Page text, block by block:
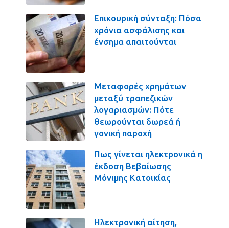
Επικουρική σύνταξη: Πόσα
χρόνια ασφάλισης και
ένσημα απαιτούνται
Μεταφορές χρημάτων
μεταξύ τραπεζικών
λογαριασμών: Πότε
θεωρούνται δωρεά ή
γονική παροχή
Πως γίνεται ηλεκτρονικά η
έκδοση Βεβαίωσης
Μόνιμης Κατοικίας
Ηλεκτρονική αίτηση,